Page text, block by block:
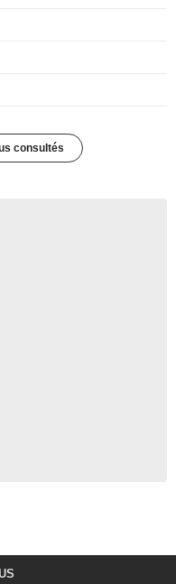
consultés